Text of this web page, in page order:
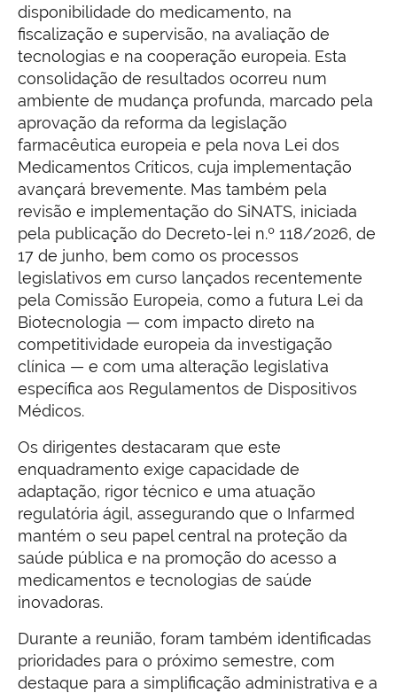
disponibilidade do medicamento, na
fiscalização e supervisão, na avaliação de
tecnologias e na cooperação europeia. Esta
consolidação de resultados ocorreu num
ambiente de mudança profunda, marcado pela
aprovação da reforma da legislação
farmacêutica europeia e pela nova Lei dos
Medicamentos Críticos, cuja implementação
avançará brevemente. Mas também pela
revisão e implementação do SiNATS, iniciada
pela publicação do Decreto-lei n.º 118/2026, de
17 de junho, bem como os processos
legislativos em curso lançados recentemente
pela Comissão Europeia, como a futura Lei da
Biotecnologia — com impacto direto na
competitividade europeia da investigação
clínica — e com uma alteração legislativa
específica aos Regulamentos de Dispositivos
Médicos.
Os dirigentes destacaram que este
enquadramento exige capacidade de
adaptação, rigor técnico e uma atuação
regulatória ágil, assegurando que o Infarmed
mantém o seu papel central na proteção da
saúde pública e na promoção do acesso a
medicamentos e tecnologias de saúde
inovadoras.
Durante a reunião, foram também identificadas
prioridades para o próximo semestre, com
destaque para a simplificação administrativa e a